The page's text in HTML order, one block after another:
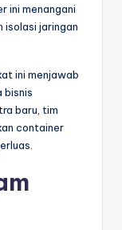
ini menangani
isolasi jaringan
ini menjawab
bisnis
baru, tim
container